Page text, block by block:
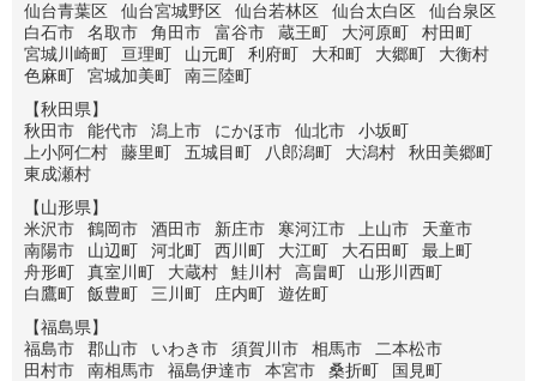
仙台青葉区
仙台宮城野区 仙台若林区 仙台太白区
仙台泉区
白石市
名取市 角田市 富谷市 蔵王町 大河原町
村田町
宮城川崎町
亘理町 山元町 利府町 大和町 大郷町
大衡村
色麻町
宮城加美町
南三陸町
【秋田県】
秋田市
能代市 潟上市 にかほ市 仙北市
小坂町
上小阿仁村
藤里町 五城目町 八郎潟町 大潟村
秋田美郷町
東成瀬村
【山形県】
米沢市
鶴岡市 酒田市 新庄市 寒河江市 上山市
天童市
南陽市
山辺町 河北町 西川町 大江町 大石田町
最上町
舟形町
真室川町 大蔵村 鮭川村 高畠町
山形川西町
白鷹町
飯豊町 三川町 庄内町
遊佐町
【福島県】
福島市
郡山市 いわき市 須賀川市 相馬市
二本松市
田村市
南相馬市 福島伊達市 本宮市 桑折町
国見町